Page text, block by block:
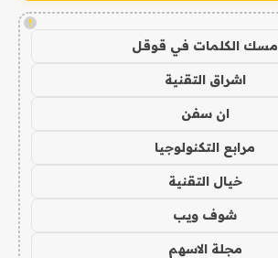
!
مسك الكلمات في قوقل
اشراق التقنية
ان سفن
مرابع التكنولوجيا
خيال التقنية
شوف ويب
مجلة الاسهم